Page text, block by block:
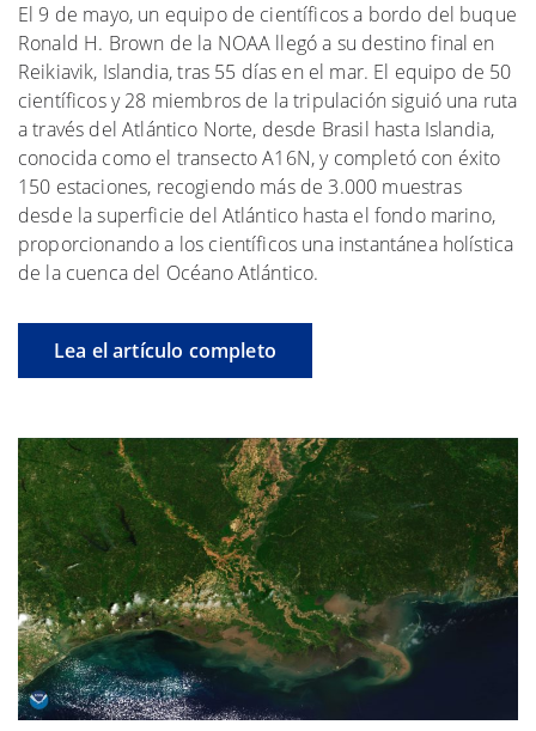
El 9 de mayo, un equipo de científicos a bordo del buque
Ronald H. Brown de la NOAA llegó a su destino final en
Reikiavik, Islandia, tras 55 días en el mar. El equipo de 50
científicos y 28 miembros de la tripulación siguió una ruta
a través del Atlántico Norte, desde Brasil hasta Islandia,
conocida como el transecto A16N, y completó con éxito
150 estaciones, recogiendo más de 3.000 muestras
desde la superficie del Atlántico hasta el fondo marino,
proporcionando a los científicos una instantánea holística
de la cuenca del Océano Atlántico.
Lea el artículo completo